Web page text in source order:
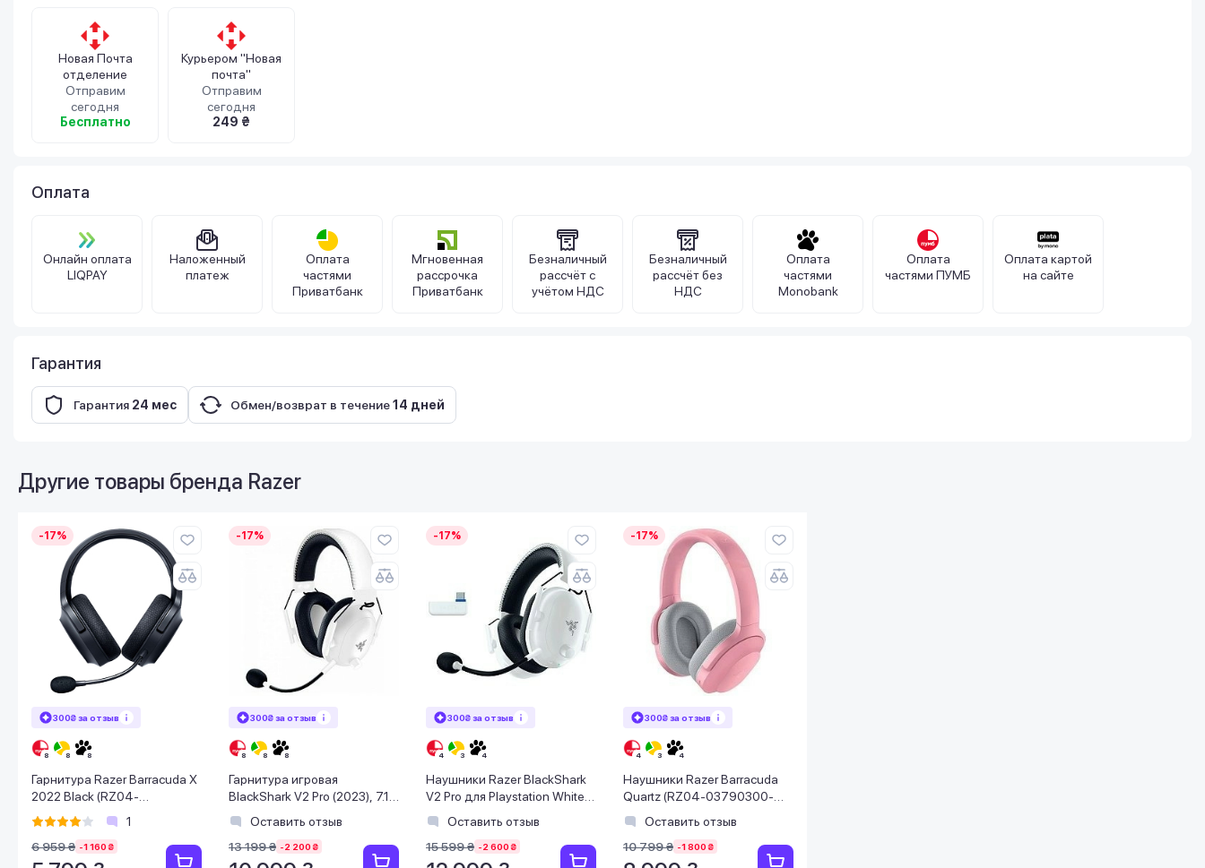
Новая Почта
отделение
Отправим
сегодня
Бесплатно
Курьером "Новая
почта"
Отправим
сегодня
249 ₴
Оплата
Онлайн оплата
LIQPAY
Наложенный
платеж
Оплата
частями
Приватбанк
Мгновенная
рассрочка
Приватбанк
Безналичный
рассчёт с
учётом НДС
Безналичный
рассчёт без
НДС
Оплата
частями
Monobank
Оплата
частями ПУМБ
Оплата картой
на сайте
Гарантия
Гарантия 24 мес Обмен/возврат в течение14 дней
Другие товары бренда Razer
-17%
300₴ за отзыв
Гарнитура Razer Barracuda X
2022 Black (RZ04-
04430100-R3M1)
1
6 959 ₴ -1 160 ₴
-17%
300₴ за отзыв
Гарнитура игровая
BlackShark V2 Pro (2023), 7.1,
WL/BT, белый
Оставить отзыв
13 199 ₴ -2 200 ₴
-17%
300₴ за отзыв
Наушники Razer BlackShark
V2 Pro для Playstation White
(RZ04-04530600-R3G1)
Оставить отзыв
15 599 ₴ -2 600 ₴
-17%
300₴ за отзыв
Наушники Razer Barracuda
Quartz (RZ04-03790300-
R3M1)
Оставить отзыв
10 799 ₴ -1 800 ₴